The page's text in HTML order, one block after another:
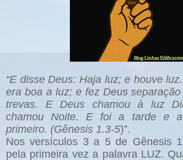
“E disse Deus: Haja luz; e houve
era boa a luz; e fez Deus
trevas. E Deus chamou à luz
chamou Noite. E foi a tarde e
primeiro. (Gênesis 1.3-5)”.
Nos versículos 3 a 5 de Gênesis
pela primeira vez a palavra LUZ.